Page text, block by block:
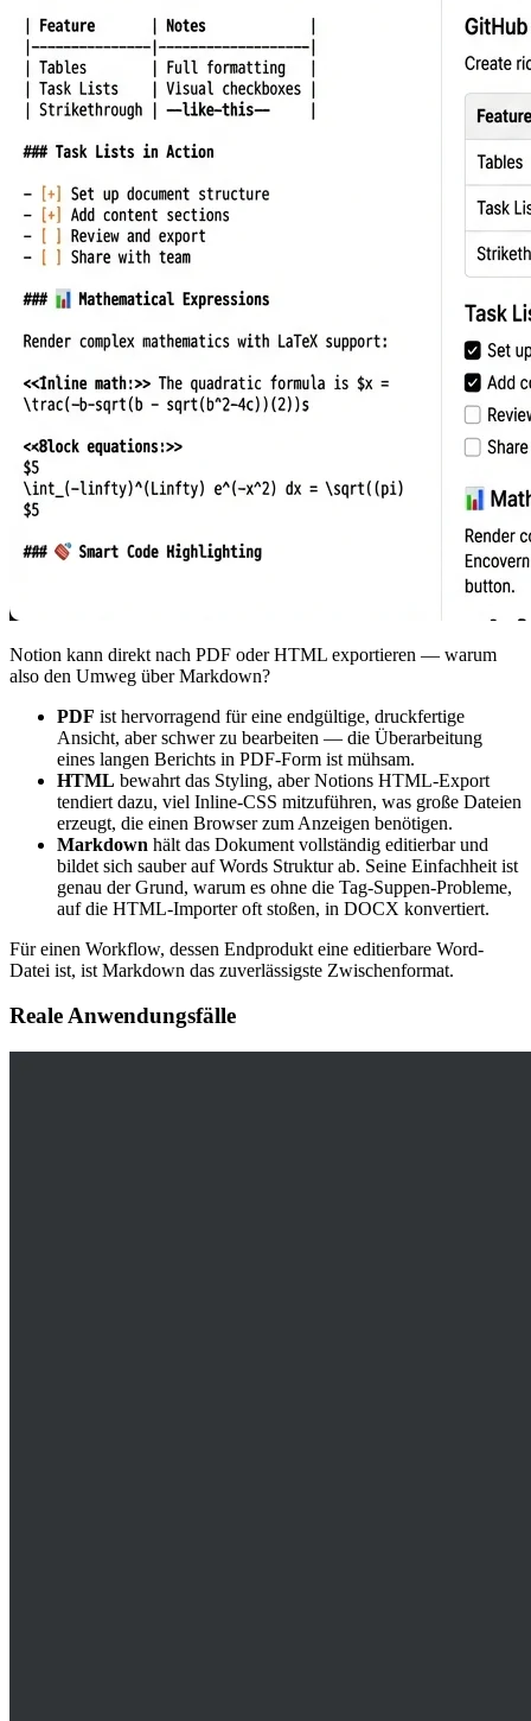
Notion kann direkt nach PDF oder HTML exportieren — warum
also den Umweg über Markdown?
PDF ist hervorragend für eine endgültige, druckfertige
Ansicht, aber schwer zu bearbeiten — die Überarbeitung
eines langen Berichts in PDF-Form ist mühsam.
HTML bewahrt das Styling, aber Notions HTML-Export
tendiert dazu, viel Inline-CSS mitzuführen, was große Dateien
erzeugt, die einen Browser zum Anzeigen benötigen.
Markdown hält das Dokument vollständig editierbar und
bildet sich sauber auf Words Struktur ab. Seine Einfachheit ist
genau der Grund, warum es ohne die Tag-Suppen-Probleme,
auf die HTML-Importer oft stoßen, in DOCX konvertiert.
Für einen Workflow, dessen Endprodukt eine editierbare Word-
Datei ist, ist Markdown das zuverlässigste Zwischenformat.
Reale Anwendungsfälle